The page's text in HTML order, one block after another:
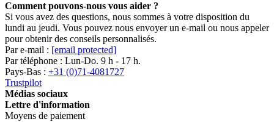
Comment pouvons-nous vous aider ?
Si vous avez des questions, nous sommes à votre disposition du
lundi au jeudi. Vous pouvez nous envoyer un e-mail ou nous appeler
pour obtenir des conseils personnalisés.
Par e-mail : [email protected]
Par téléphone : Lun-Do. 9 h - 17 h.
Pays-Bas : +31 (0)71-4081727
Trustpilot
Médias sociaux
Lettre d'information
Moyens de paiement